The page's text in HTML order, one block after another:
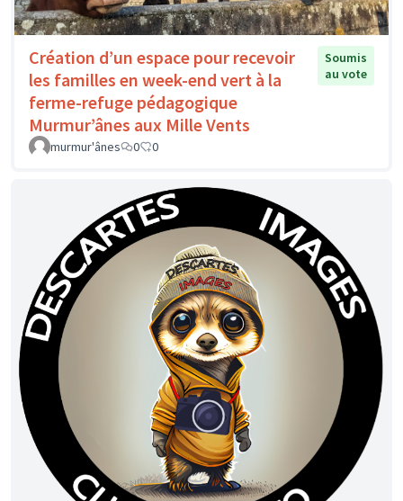
Création d’un espace pour recevoir
les familles en week-end vert à la
ferme-refuge pédagogique
Murmur’ânes aux Mille Vents
Soumis
au vote
murmur'ânes 0 0